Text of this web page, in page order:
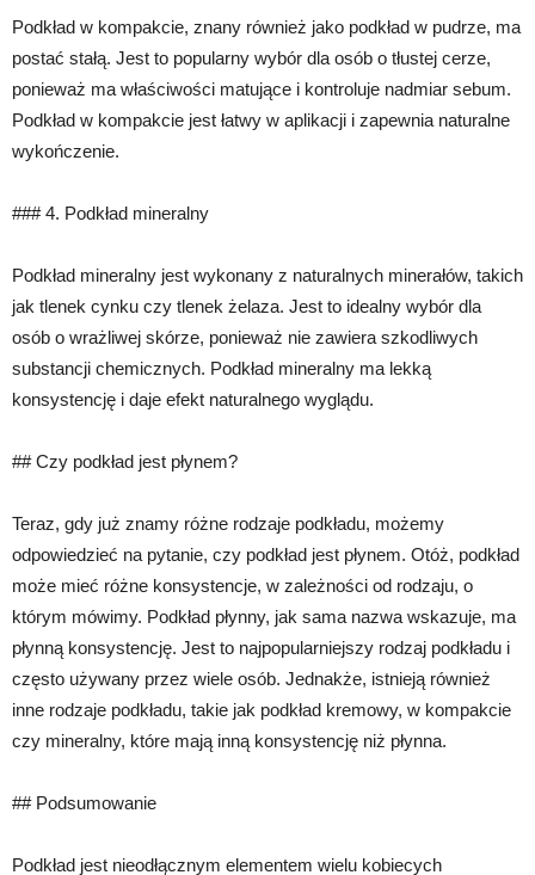
Podkład w kompakcie, znany również jako podkład w pudrze, ma
postać stałą. Jest to popularny wybór dla osób o tłustej cerze,
ponieważ ma właściwości matujące i kontroluje nadmiar sebum.
Podkład w kompakcie jest łatwy w aplikacji i zapewnia naturalne
wykończenie.
### 4. Podkład mineralny
Podkład mineralny jest wykonany z naturalnych minerałów, takich
jak tlenek cynku czy tlenek żelaza. Jest to idealny wybór dla
osób o wrażliwej skórze, ponieważ nie zawiera szkodliwych
substancji chemicznych. Podkład mineralny ma lekką
konsystencję i daje efekt naturalnego wyglądu.
## Czy podkład jest płynem?
Teraz, gdy już znamy różne rodzaje podkładu, możemy
odpowiedzieć na pytanie, czy podkład jest płynem. Otóż, podkład
może mieć różne konsystencje, w zależności od rodzaju, o
którym mówimy. Podkład płynny, jak sama nazwa wskazuje, ma
płynną konsystencję. Jest to najpopularniejszy rodzaj podkładu i
często używany przez wiele osób. Jednakże, istnieją również
inne rodzaje podkładu, takie jak podkład kremowy, w kompakcie
czy mineralny, które mają inną konsystencję niż płynna.
## Podsumowanie
Podkład jest nieodłącznym elementem wielu kobiecych